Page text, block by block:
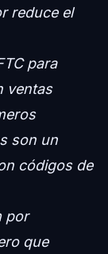
reduce el
para
ventas
son un
códigos de
por
que